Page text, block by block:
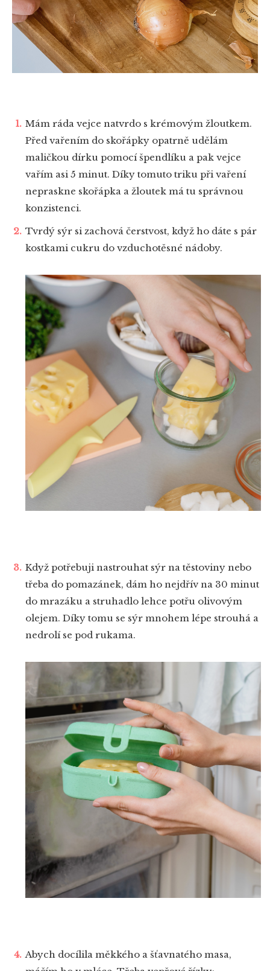
Mám ráda vejce natvrdo s krémovým žloutkem.
Před vařením do skořápky opatrně udělám
maličkou dírku pomocí špendlíku a pak vejce
vařím asi 5 minut. Díky tomuto triku při vaření
nepraskne skořápka a žloutek má tu správnou
konzistenci.
Tvrdý sýr si zachová čerstvost, když ho dáte s pár
kostkami cukru do vzduchotěsné nádoby.
Když potřebuji nastrouhat sýr na těstoviny nebo
třeba do pomazánek, dám ho nejdřív na 30 minut
do mrazáku a struhadlo lehce potřu olivovým
olejem. Díky tomu se sýr mnohem lépe strouhá a
nedrolí se pod rukama.
Abych docílila měkkého a šťavnatého masa,